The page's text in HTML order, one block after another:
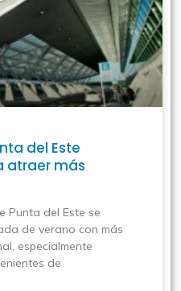
del Este
atraer más
Punta del Este se
de verano con más
especialmente
de